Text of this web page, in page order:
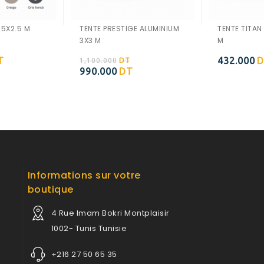
M
TENTE PRESTIGE ALUMINIUM
3X3 M
1,100.000 DT
990.000 DT
TENTE
M
432.000
Informations sur votre
boutique
4 Rue Imam Bokri Montplaisir
1002- Tunis Tunisie
+216 27 50 65 35